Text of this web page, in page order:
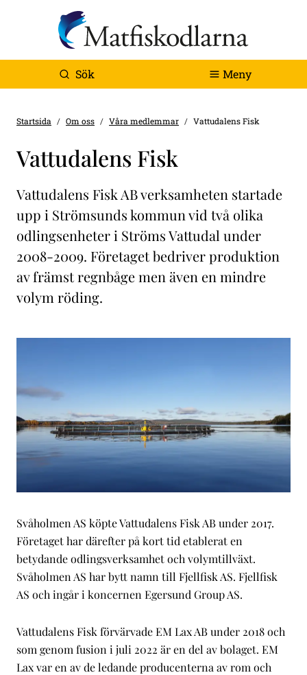
Sök Meny
Startsida Om oss Våra medlemmar Vattudalens Fisk
Vattudalens Fisk
Vattudalens Fisk AB verksamheten startade
upp i Strömsunds kommun vid två olika
odlingsenheter i Ströms Vattudal under
2008-2009. Företaget bedriver produktion
av främst regnbåge men även en mindre
volym röding.
Svåholmen AS köpte Vattudalens Fisk AB under 2017.
Företaget har därefter på kort tid etablerat en
betydande odlingsverksamhet och volymtillväxt.
Svåholmen AS har bytt namn till Fjellfisk AS. Fjellfisk
AS och ingår i koncernen Egersund Group AS.
Vattudalens Fisk förvärvade EM Lax AB under 2018 och
som genom fusion i juli 2022 är en del av bolaget. EM
Lax var en av de ledande producenterna av rom och